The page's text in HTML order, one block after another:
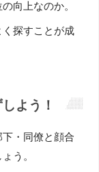
向上なのか。
探すことが成
よう！
・同僚と顔合
う。